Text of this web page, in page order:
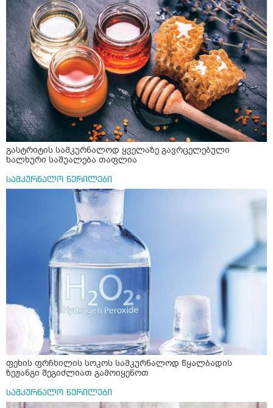
გასტრიტის სამკურნალოდ ყველაზე გავრცელებული
ხალხური საშუალება თაფლია
სამკურნალო წერილები
ფეხის ფრჩხილის სოკოს სამკურნალოდ წყალბადის
ზეჟანგი შეგიძლიათ გამოიყენოთ
სამკურნალო წერილები